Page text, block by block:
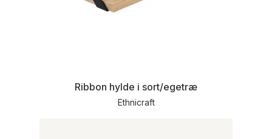
Ribbon hylde i sort/egetræ
Ethnicraft